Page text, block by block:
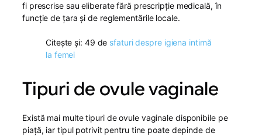
fi prescrise sau eliberate fără prescripție medicală, în
funcție de țara și de reglementările locale.
Citește și: 49 de sfaturi despre igiena intimă
la femei
Tipuri de ovule vaginale
Există mai multe tipuri de ovule vaginale disponibile pe
piață, iar tipul potrivit pentru tine poate depinde de